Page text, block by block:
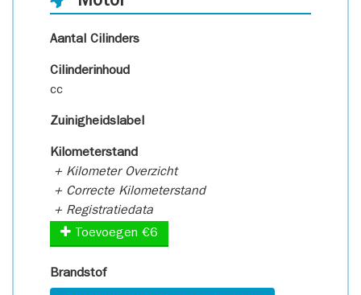
Aantal Cilinders
Cilinderinhoud
cc
Zuinigheidslabel
Kilometerstand
+ Kilometer Overzicht
+ Correcte Kilometerstand
+ Registratiedata
Toevoegen €6
Brandstof